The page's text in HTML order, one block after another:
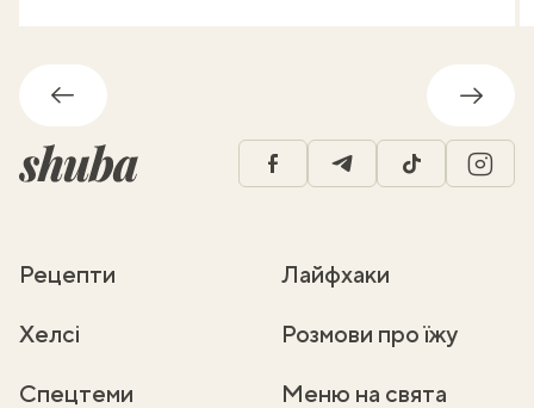
Назад
facebooktelegramtiktok
Рецепти Лайфхаки
Хелсі Розмови про їжу
Спецтеми Меню на свята